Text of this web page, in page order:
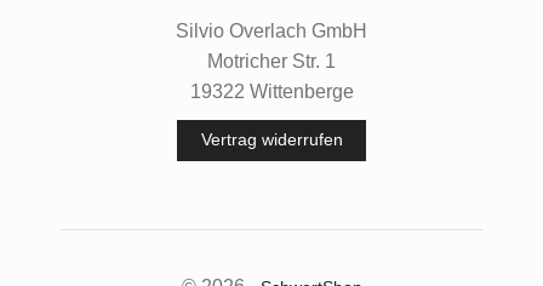
Silvio Overlach GmbH
Motricher Str. 1
19322 Wittenberge
Vertrag widerrufen